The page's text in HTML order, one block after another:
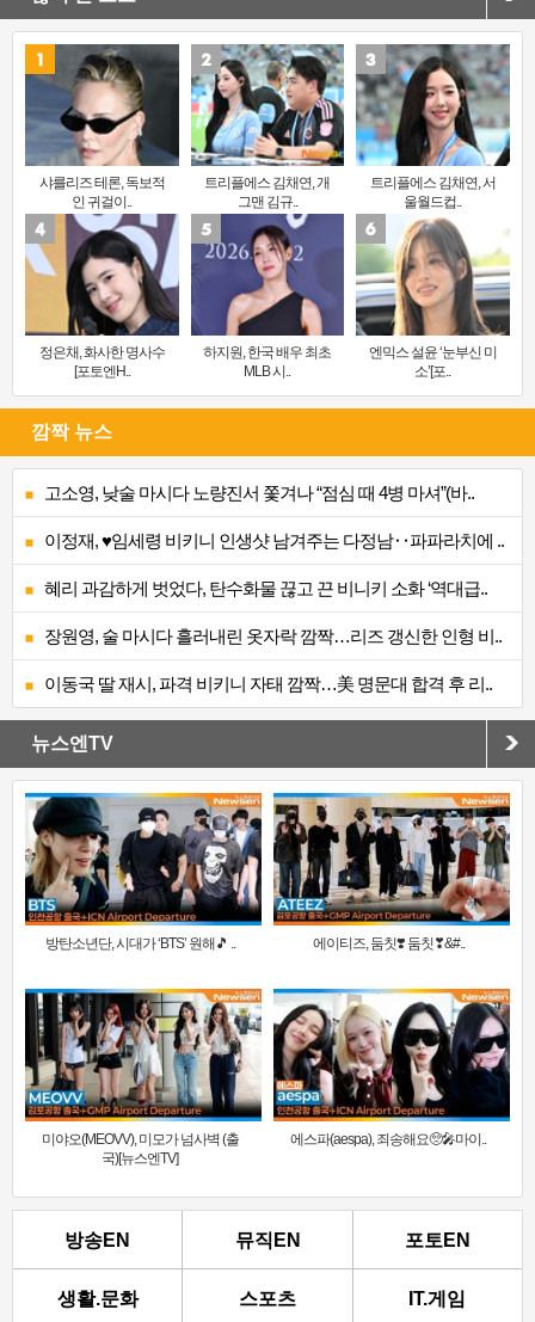
샤를리즈 테론, 독보적
인 귀걸이..
트리플에스 김채연, 개
그맨 김규..
트리플에스 김채연, 서
울월드컵..
정은채, 화사한 명사수
[포토엔H..
하지원, 한국 배우 최초
MLB 시..
엔믹스 설윤 ‘눈부신 미
소’[포..
깜짝 뉴스
고소영, 낮술 마시다 노량진서 쫓겨나 “점심 때 4병 마셔”(바..
이정재, ♥임세령 비키니 인생샷 남겨주는 다정남‥파파라치에 ..
혜리 과감하게 벗었다, 탄수화물 끊고 끈 비니키 소화 ‘역대급..
장원영, 술 마시다 흘러내린 옷자락 깜짝…리즈 갱신한 인형 비..
이동국 딸 재시, 파격 비키니 자태 깜짝…美 명문대 합격 후 리..
뉴스엔TV
방탄소년단, 시대가 ‘BTS’ 원해🎵 .. 에이티즈, 둠칫❣️ 둠칫❣&#..
미야오(MEOVV), 미모가 넘사벽 (출
국)[뉴스엔TV]
에스파(aespa), 죄송해요🥺🎤마이..
방송EN 뮤직EN 포토EN
생활.문화 스포츠 IT.게임